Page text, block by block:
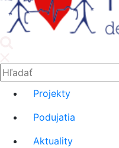
Hľadať:
Projekty
Podujatia
Aktuality